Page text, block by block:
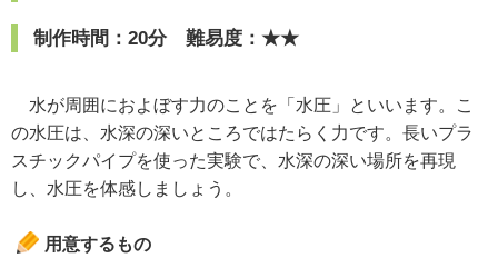
制作時間：20分 難易度：★★
水が周囲におよぼす力のことを「水圧」といいます。こ
の水圧は、水深の深いところではたらく力です。長いプラ
スチックパイプを使った実験で、水深の深い場所を再現
し、水圧を体感しましょう。
用意するもの